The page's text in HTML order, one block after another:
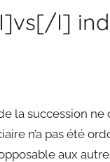
I]
la succession
n’a pas été
aux